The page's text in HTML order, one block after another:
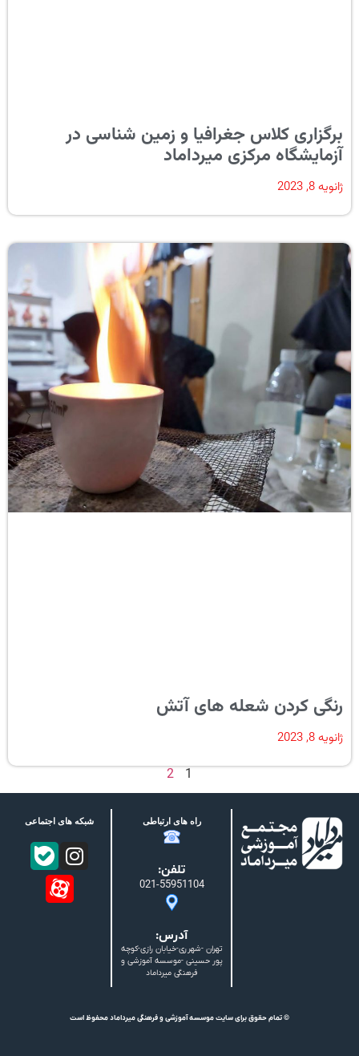
برگزاری کلاس جغرافیا و زمین شناسی در
آزمایشگاه مرکزی میرداماد
ژانویه 8, 2023
رنگی کردن شعله های آتش
ژانویه 8, 2023
1
2
راه های ارتباطی
تلفن:
021-55951104
آدرس:
تهران -شهرری-خیابان رازی-کوچه
پور حسینی -موسسه آموزشی و
فرهنگی میرداماد
شبکه های اجتماعی
© تمام حقوق برای سایت موسسه آموزشی و فرهنگی میرداماد محفوظ است